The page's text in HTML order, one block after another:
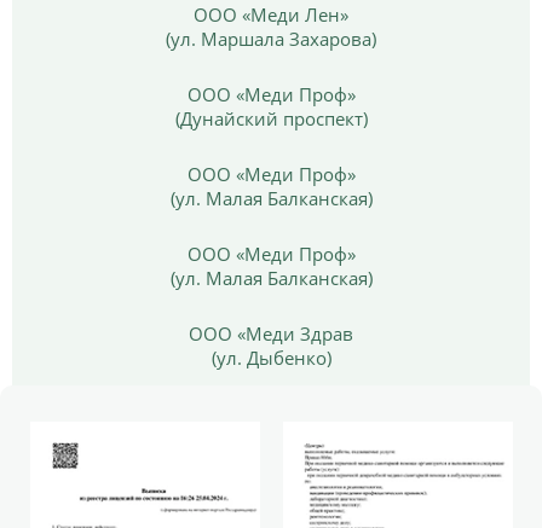
ООО «Меди Лен»
(ул. Маршала Захарова)
ООО «Меди Проф»
(Дунайский проспект)
ООО «Меди Проф»
(ул. Малая Балканская)
ООО «Меди Проф»
(ул. Малая Балканская)
ООО «Меди Здрав
(ул. Дыбенко)